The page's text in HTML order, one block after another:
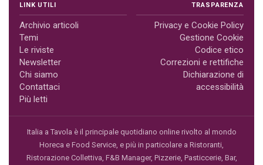
LINK UTILI
Archivio articoli
Temi
Le riviste
Newsletter
Chi siamo
Contattaci
Più letti
TRASPARENZA
Privacy e Cookie Policy
Gestione Cookie
Codice etico
Correzioni e rettifiche
Dichiarazione di
accessibilità
Italia a Tavola è il principale quotidiano online rivolto al mondo
Horeca e Food Service, e più in particolare a Ristoranti,
Ristorazione Collettiva, F&B Manager, Pizzerie, Pasticcerie, Bar,